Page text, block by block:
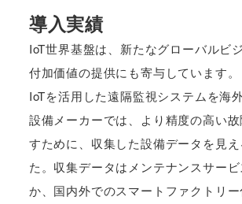
導入実績
IoT世界基盤は、新たなグローバルビ
付加価値の提供にも寄与しています。
IoTを活用した遠隔監視システムを海
設備メーカーでは、より精度の高い
すために、収集した設備データを見
た。収集データはメンテナンスサー
か、国内外でのスマートファクトリ